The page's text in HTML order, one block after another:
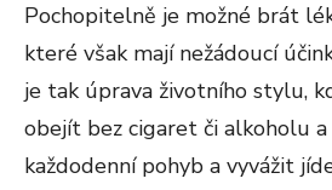
Pochopitelně je možné brát
které však mají nežádoucí
je tak úprava životního stylu,
obejít bez cigaret či alkoholu a
každodenní pohyb a vyvážit